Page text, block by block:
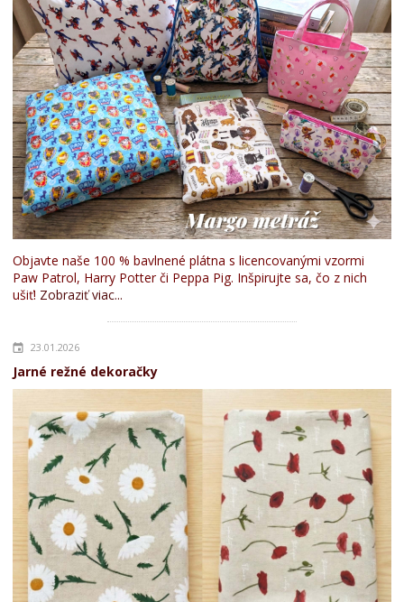
Objavte naše 100 % bavlnené plátna s licencovanými vzormi
Paw Patrol, Harry Potter či Peppa Pig. Inšpirujte sa, čo z nich
ušiť! Zobraziť viac...
23.01.2026
Jarné režné dekoračky